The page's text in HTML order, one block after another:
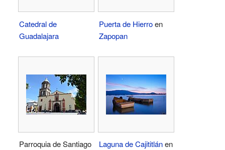
Catedral de
Guadalajara
Puerta de Hierroen
Zapopan
Parroquia de Santiago
Laguna de Cajititlánen